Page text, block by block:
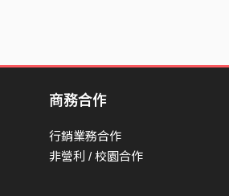
商務合作
行銷業務合作
非營利 / 校園合作